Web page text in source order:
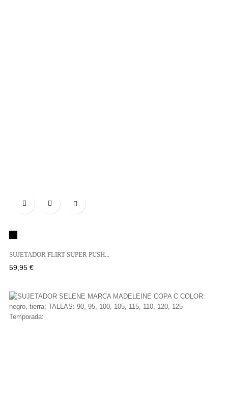

SUJETADOR FLIRT SUPER PUSH...
Precio
59,95 €